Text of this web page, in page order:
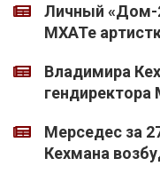
Личный «Дом-
МХАТе
Владимира
Мерседес за
Кехмана